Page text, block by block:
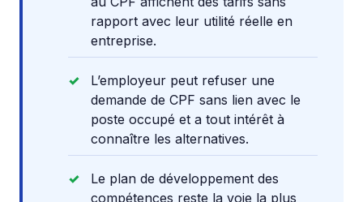
rapport avec leur utilité réelle en
entreprise.
L’employeur peut refuser une
demande de CPF sans lien avec le
poste occupé et a tout intérêt à
connaître les alternatives.
Le plan de développement des
compétences reste la voie la plus